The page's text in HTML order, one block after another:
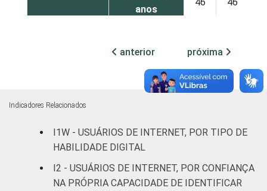
anos
anos
47 49
60 anos ou
mais
34 60
Nordeste
Sudeste 44 50
anterior próxima
Indicadores Relacionados
I1W - USUÁRIOS DE INTERNET, POR TIPO DE
HABILIDADE DIGITAL
I2 - USUÁRIOS DE INTERNET, POR CONFIANÇA
NA PRÓPRIA CAPACIDADE DE IDENTIFICAR